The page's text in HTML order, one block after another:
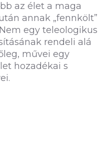
az élet a maga
annak „fennkölt”
egy teleologikus
rendeli alá
művei egy
hozadékai s